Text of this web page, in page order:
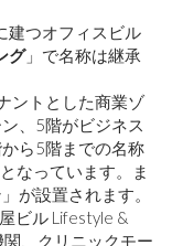
建つオフィスビル
グ」で名称は継承
ントとした商業ゾ
、5階がビジネス
ら5階までの名称
なっています。ま
が設置されます。
ビル Lifestyle &
、クリニックモー